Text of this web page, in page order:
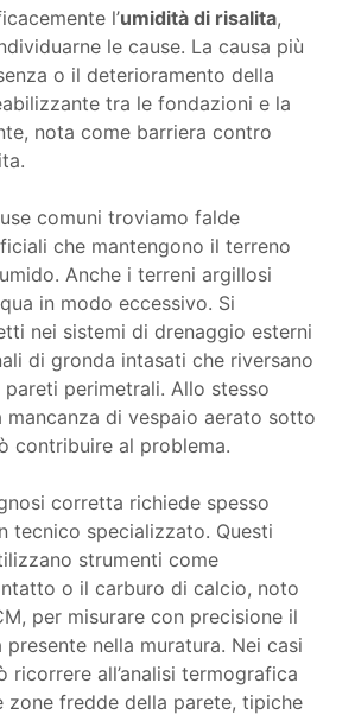
l’umidità di risalita,
le cause. La causa più
o il deterioramento della
tra le fondazioni e la
nota come barriera contro
comuni troviamo falde
che mantengono il terreno
Anche i terreni argillosi
in modo eccessivo. Si
nei sistemi di drenaggio esterni
di gronda intasati che riversano
perimetrali. Allo stesso
mancanza di vespaio aerato sotto
contribuire al problema.
corretta richiede spesso
tecnico specializzato. Questi
strumenti come
o il carburo di calcio, noto
per misurare con precisione il
nella muratura. Nei casi
ricorrere all’analisi termografica
zone fredde della parete, tipiche